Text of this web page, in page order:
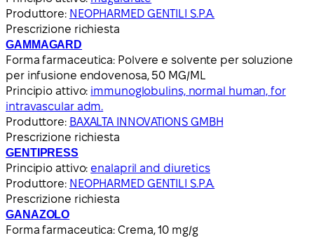
Produttore: NEOPHARMED GENTILI S.P.A.
Prescrizione richiesta
GAMMAGARD
Forma farmaceutica: Polvere e solvente per soluzione
per infusione endovenosa, 50 MG/ML
Principio attivo: immunoglobulins, normal human, for
intravascular adm.
Produttore: BAXALTA INNOVATIONS GMBH
Prescrizione richiesta
GENTIPRESS
Principio attivo: enalapril and diuretics
Produttore: NEOPHARMED GENTILI S.P.A.
Prescrizione richiesta
GANAZOLO
Forma farmaceutica: Crema, 10 mg/g